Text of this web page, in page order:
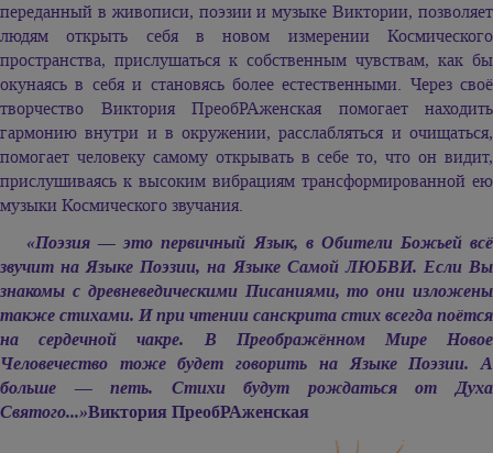
переданный в живописи, поэзии и музыке Виктории, позволяет
людям открыть себя в новом измерении Космического
пространства, прислушаться к собственным чувствам, как бы
окунаясь в себя и становясь более естественными. Через своё
творчество Виктория ПреобРАженская помогает находить
гармонию внутри и в окружении, расслабляться и очищаться,
помогает человеку самому открывать в себе то, что он видит,
прислушиваясь к высоким вибрациям трансформированной ею
музыки Космического звучания.
«Поэзия — это первичный Язык, в Обители Божьей всё
звучит на Языке Поэзии, на Языке Самой ЛЮБВИ. Если Вы
знакомы с древневедическими Писаниями, то они изложены
также стихами. И при чтении санскрита стих всегда поётся
на сердечной чакре. В Преображённом Мире Новое
Человечество тоже будет говорить на Языке Поэзии. А
больше — петь. Стихи будут рождаться от Духа
Святого...»Виктория ПреобРАженская